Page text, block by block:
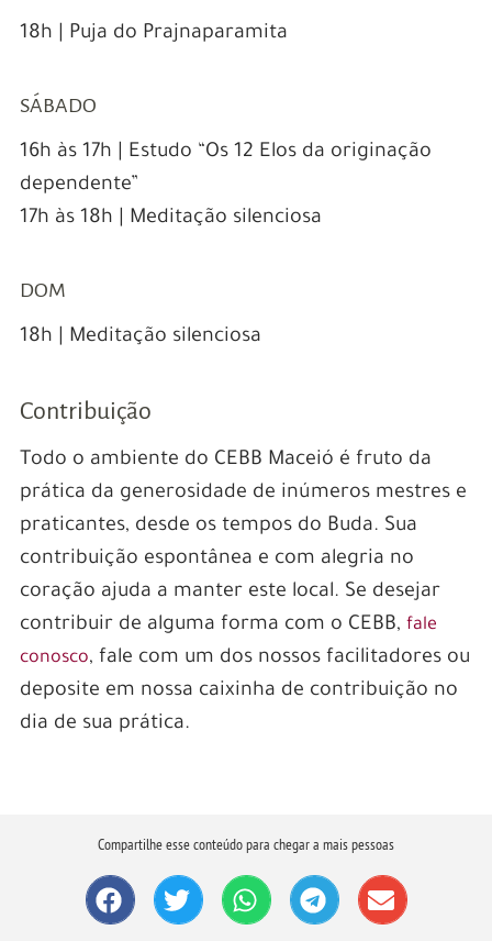
18h | Puja do Prajnaparamita
SÁBADO
16h às 17h | Estudo “Os 12 Elos da originação
dependente”
17h às 18h | Meditação silenciosa
DOM
18h | Meditação silenciosa
Contribuição
Todo o ambiente do CEBB Maceió é fruto da
prática da generosidade de inúmeros mestres e
praticantes, desde os tempos do Buda. Sua
contribuição espontânea e com alegria no
coração ajuda a manter este local. Se desejar
contribuir de alguma forma com o CEBB, fale
conosco, fale com um dos nossos facilitadores ou
deposite em nossa caixinha de contribuição no
dia de sua prática.
Compartilhe esse conteúdo para chegar a mais pessoas